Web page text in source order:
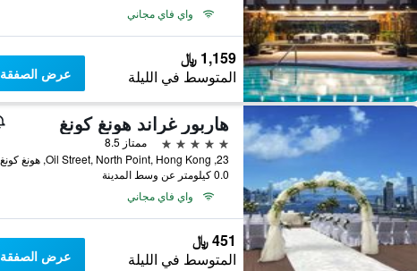
واي فاي مجاني
1,159 ﷼
المتوسط في الليلة عرض الصفقة
هاربور غراند هونغ كونغ
5 نجوم
ممتاز 8.5
23, Oil Street, North Point, Hong Kong, هونغ كونغ
0.0 كيلومتر عن وسط المدينة
واي فاي مجاني
451 ﷼
المتوسط في الليلة عرض الصفقة